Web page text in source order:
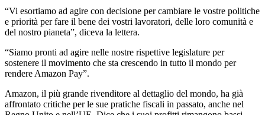
“Vi esortiamo ad agire con decisione per cambiare le vostre politiche
e priorità per fare il bene dei vostri lavoratori, delle loro comunità e
del nostro pianeta”, diceva la lettera.
“Siamo pronti ad agire nelle nostre rispettive legislature per
sostenere il movimento che sta crescendo in tutto il mondo per
rendere Amazon Pay”.
Amazon, il più grande rivenditore al dettaglio del mondo, ha già
affrontato critiche per le sue pratiche fiscali in passato, anche nel